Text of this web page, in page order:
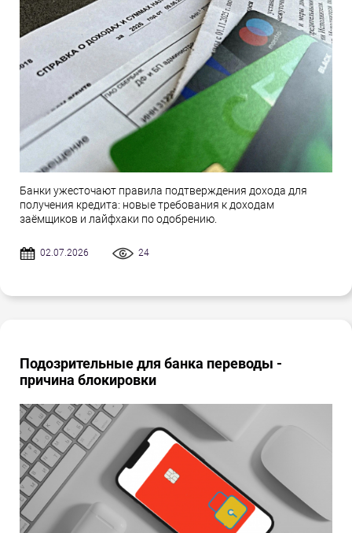
Банки ужесточают правила подтверждения дохода для
получения кредита: новые требования к доходам
заёмщиков и лайфхаки по одобрению.
02.07.2026 24
Подозрительные для банка переводы -
причина блокировки